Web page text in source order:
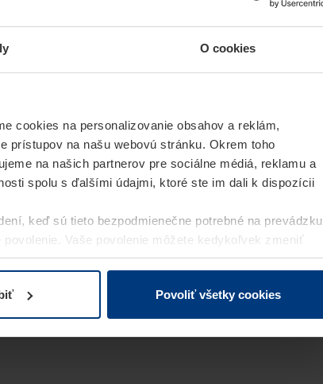
O cookies
cookies na personalizovanie obsahov a reklám,
prístupov na našu webovú stránku. Okrem toho
na našich partnerov pre sociálne médiá, reklamu a
spolu s ďalšími údajmi, ktoré ste im dali k dispozícii
keď sú tieto bezpodmienečne potrebné na prevádzku
Vaše povolenie môžete kedykoľvek zmeniť
osobných údajovnašej webovej stránky.
Povoliť všetky cookies